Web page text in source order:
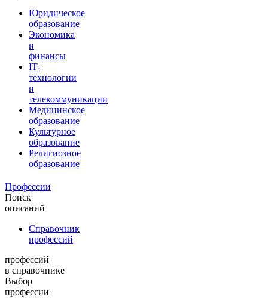
Юридическое
образование
Экономика
и
финансы
IT-
технологии
и
телекоммуникации
Медицинское
образование
Культурное
образование
Религиозное
образование
Профессии
Поиск
описаний
Справочник
профессий
профессий
в справочнике
Выбор
профессии